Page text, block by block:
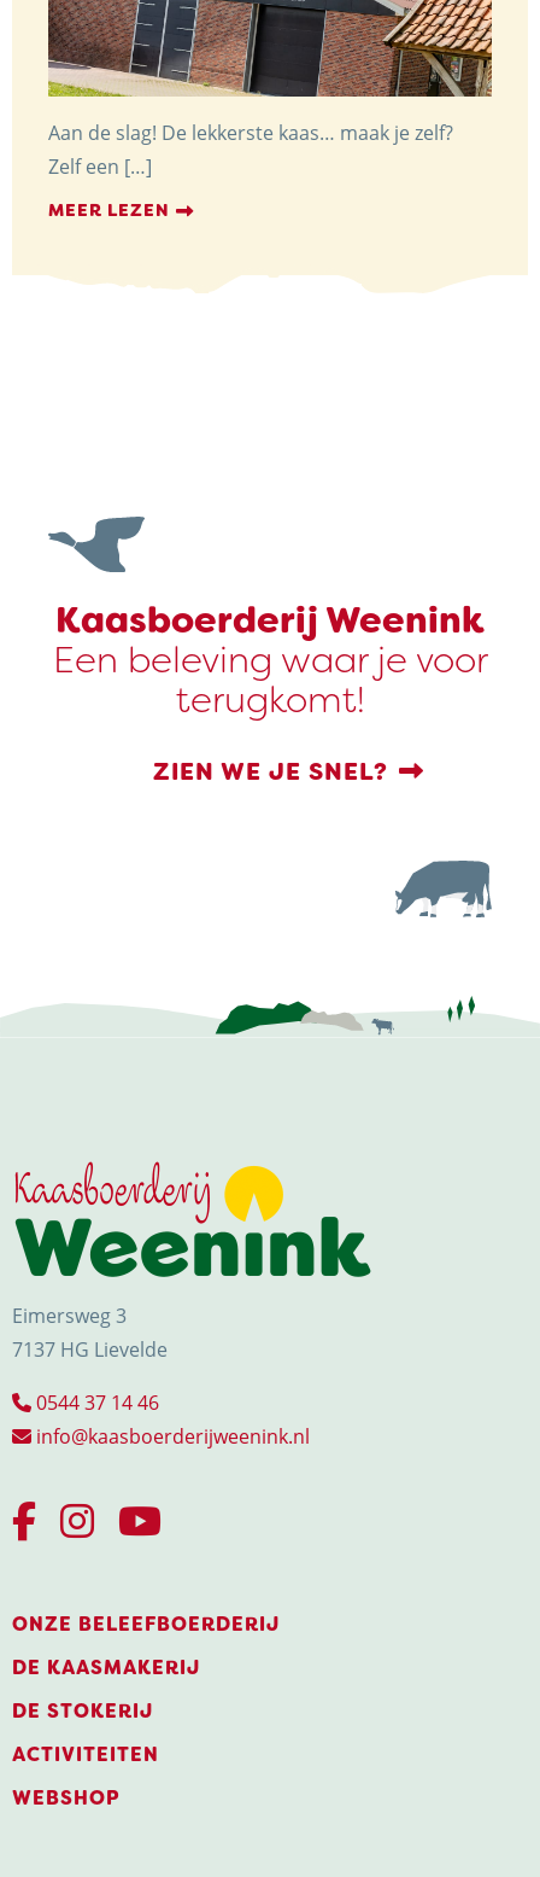
Aan de slag! De lekkerste kaas… maak je zelf?
Zelf een […]
MEER LEZEN
Kaasboerderij Weenink
Een beleving waar je voor
terugkomt!
ZIEN WE JE SNEL?
Eimersweg 3
7137 HG Lievelde
0544 37 14 46
info@kaasboerderijweenink.nl
ONZE BELEEFBOERDERIJ
DE KAASMAKERIJ
DE STOKERIJ
ACTIVITEITEN
WEBSHOP